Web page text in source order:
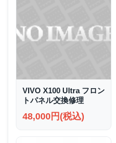
VIVO X100 Ultra フロン
トパネル交換修理
48,000円(税込)